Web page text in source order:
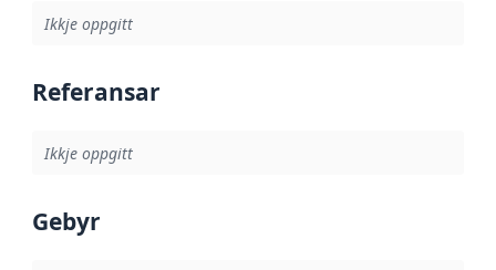
Ikkje oppgitt
Referansar
Ikkje oppgitt
Gebyr